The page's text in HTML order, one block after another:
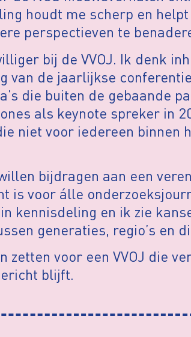
houdt me scherp en
perspectieven te
bij de VVOJ. Ik denk
van de jaarlijkse
die buiten de gebaande
als keynote spreker in
niet voor iedereen binnen
bijdragen aan een
is voor álle
kennisdeling en ik zie
generaties, regio’s en
zetten voor een VVOJ die
blijft.